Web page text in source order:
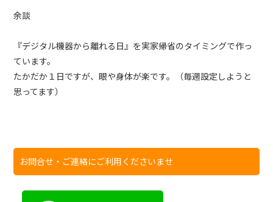
余談
『デジタル機器から離れる日』を実家帰省のタイミングで作っ
ています。
たかだか１日ですが、眼や身体が楽です。（毎週設定しようと
思ってます）
お問合せ・ご連絡にご利用くださいませ